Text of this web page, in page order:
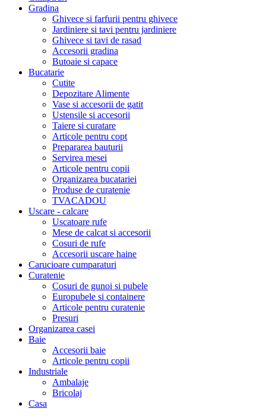
Gradina
Ghivece si farfurii pentru ghivece
Jardiniere si tavi pentru jardiniere
Ghivece si tavi de rasad
Accesorii gradina
Butoaie si capace
Bucatarie
Cutite
Depozitare Alimente
Vase si accesorii de gatit
Ustensile si accesorii
Taiere si curatare
Articole pentru copt
Prepararea bauturii
Servirea mesei
Articole pentru copii
Organizarea bucatariei
Produse de curatenie
TVACADOU
Uscare - calcare
Uscatoare rufe
Mese de calcat si accesorii
Cosuri de rufe
Accesorii uscare haine
Carucioare cumparaturi
Curatenie
Cosuri de gunoi si pubele
Europubele si containere
Articole pentru curatenie
Presuri
Organizarea casei
Baie
Accesorii baie
Articole pentru copii
Industriale
Ambalaje
Bricolaj
Casa